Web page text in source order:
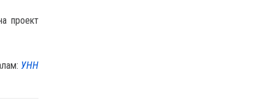
проект
УНН